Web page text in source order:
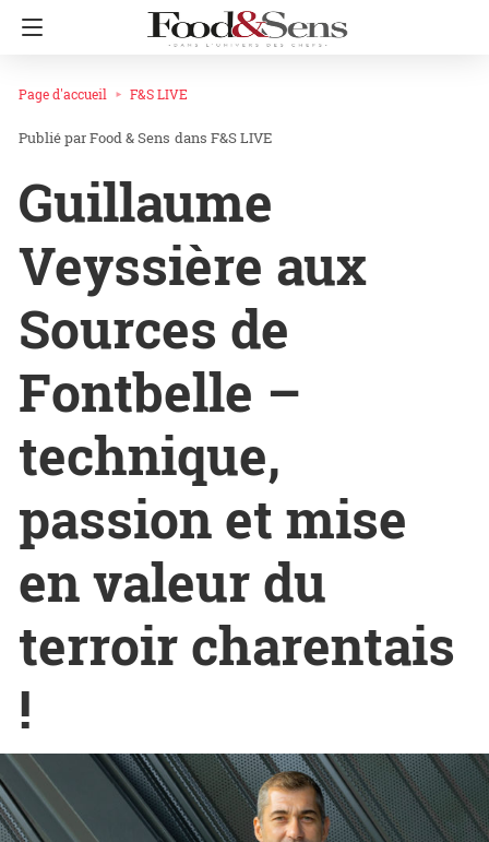
Page d'accueil F&S LIVE
Food & Sens dans F&S LIVE
Guillaume
Veyssière aux
Sources de
Fontbelle –
technique,
passion et mise
en valeur du
terroir charentais
!